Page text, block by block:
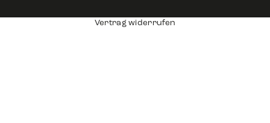
Vertrag widerrufen